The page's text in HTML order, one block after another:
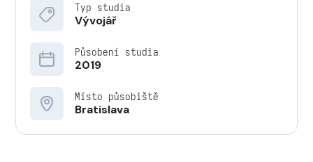
Typ studia
Vývojář
Působení studia
2019
Místo působiště
Bratislava